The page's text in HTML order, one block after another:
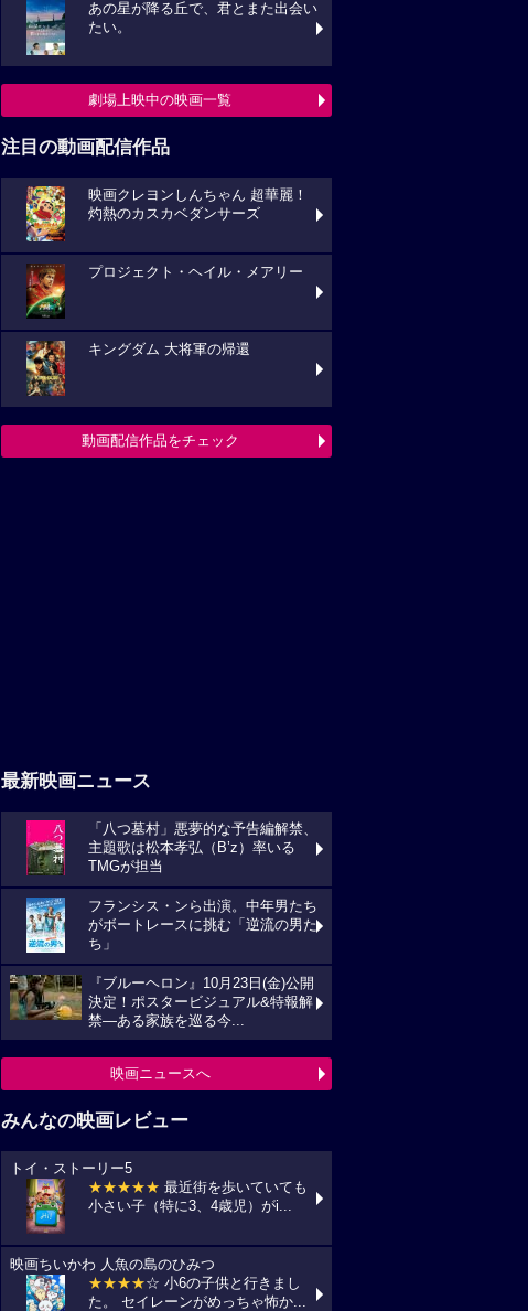
あの星が降る丘で、君とまた出会い
たい。
劇場上映中の映画一覧
注目の動画配信作品
映画クレヨンしんちゃん 超華麗！
灼熱のカスカベダンサーズ
プロジェクト・ヘイル・メアリー
キングダム 大将軍の帰還
動画配信作品をチェック
最新映画ニュース
「八つ墓村」悪夢的な予告編解禁、
主題歌は松本孝弘（B’z）率いる
TMGが担当
フランシス・ンら出演。中年男たち
がボートレースに挑む「逆流の男た
ち」
『ブルーヘロン』10月23日(金)公開
決定！ポスタービジュアル&特報解
禁―ある家族を巡る今...
映画ニュースへ
みんなの映画レビュー
トイ・ストーリー5
★★★★★ 最近街を歩いていても
小さい子（特に3、4歳児）がi...
映画ちいかわ 人魚の島のひみつ
★★★★☆ 小6の子供と行きまし
た。 セイレーンがめっちゃ怖か...